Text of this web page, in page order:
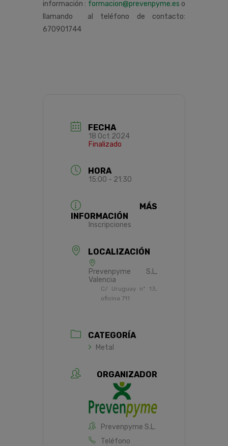
información : formacion@prevenpyme.es o
llamando al teléfono de contacto:
670901744
FECHA
18 Oct 2024
Finalizado
HORA
15:00 - 21:30
MÁS
INFORMACIÓN
Inscripciones
LOCALIZACIÓN
Prevenpyme S.L,
Valencia
C/ Uruguay nº 13,
oficina 711
CATEGORÍA
Metal
ORGANIZADOR
Prevenpyme S.L.
Teléfono